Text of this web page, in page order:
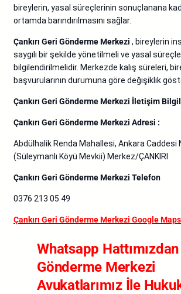
bireylerin, yasal süreçlerinin sonuçlanana
ortamda barındırılmasını sağlar.
Çankırı Geri Gönderme Merkezi , bireylerin
saygılı bir şekilde yönetilmeli ve yasal
bilgilendirilmelidir. Merkezde kalış süreleri,
başvurularının durumuna göre değişiklik
Çankırı Geri Gönderme Merkezi İletişim
Çankırı Geri Gönderme Merkezi Adresi :
Abdülhalik Renda Mahallesi, Ankara Caddesi
(Süleymanlı Köyü Mevkii) Merkez/ÇANKIRI
Çankırı Geri Gönderme Merkezi Telefon
0376 213 05 49
Çankırı Geri Gönderme Merkezi Google Maps
Whatsapp
Gönderme Merkezi
Avukatlarımız İle